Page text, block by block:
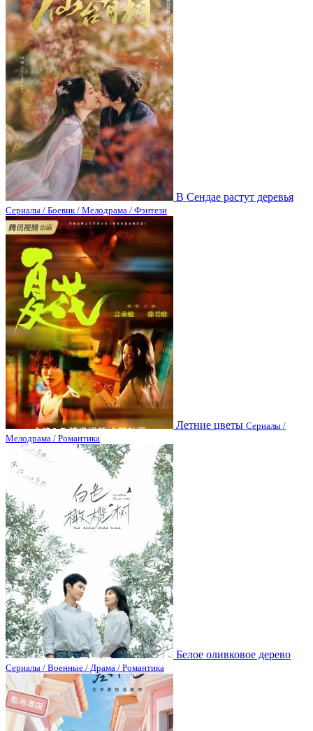
В Сендае растут деревья
Сериалы / Боевик / Мелодрама / Фэнтези
Летние цветы Сериалы /
Мелодрама / Романтика
Белое оливковое дерево
Сериалы / Военные / Драма / Романтика